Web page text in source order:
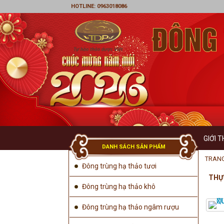
HOTLINE: 0963018086
DANH SÁCH SẢN PHẨM
GIỚI
LỜI
GIÁ
Đông trùng hạ thảo tươi
Đông trùng hạ thảo khô
Đông trùng hạ thảo ngâm rượu